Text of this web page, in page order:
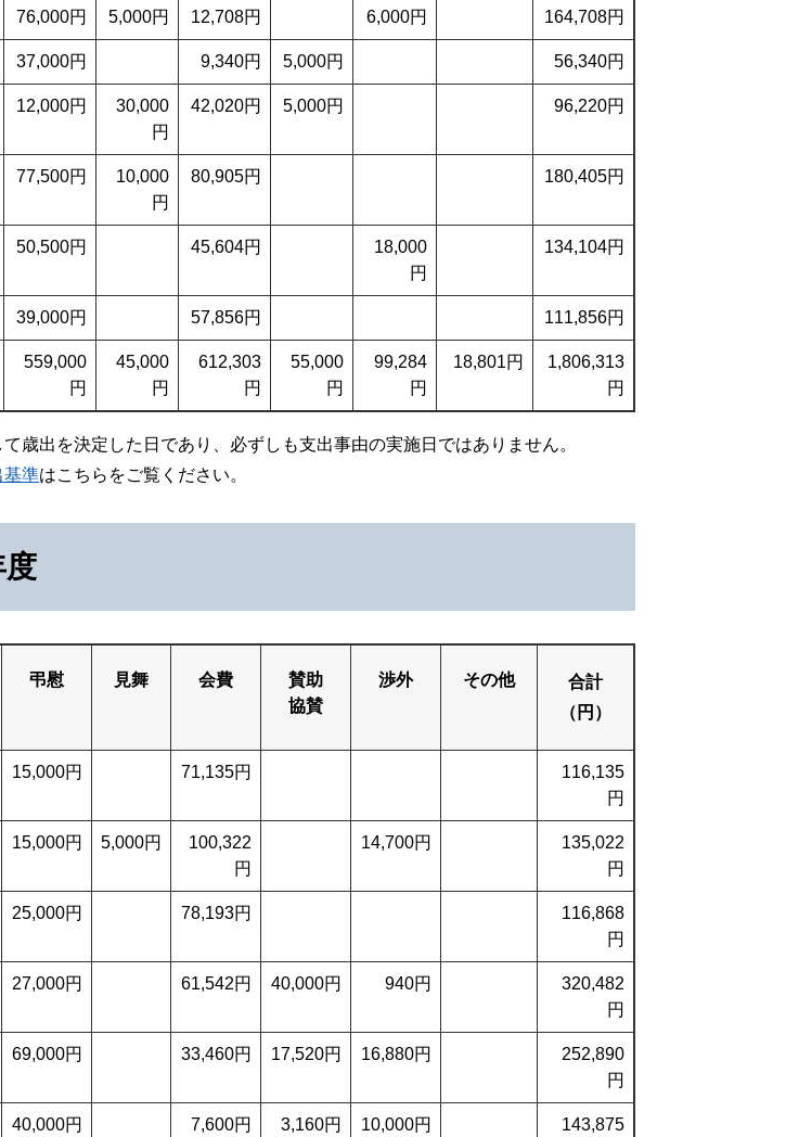
76,000円 5,000円 12,708円 6,000円 164,708円
37,000円 9,340円 5,000円 56,340円
12,000円
30,000
円
42,020円 5,000円 96,220円
77,500円
10,000
円
80,905円 180,405円
50,500円 45,604円
18,000
円
134,104円
39,000円 57,856円 111,856円
559,000
円
45,000
円
612,303
円
55,000
円
99,284
円
18,801円
1,806,313
円
歳出を決定した日であり、必ずしも支出事由の実施日ではありません。
基準はこちらをご覧ください。
弔慰 見舞 会費
賛助
協賛
渉外 その他
合計
（円）
15,000円 71,135円
116,135
円
15,000円 5,000円
100,322
円
14,700円
135,022
円
25,000円 78,193円
116,868
円
27,000円 61,542円 40,000円 940円
320,482
円
69,000円 33,460円 17,520円 16,880円
252,890
円
40,000円 7,600円 3,160円 10,000円
143,875